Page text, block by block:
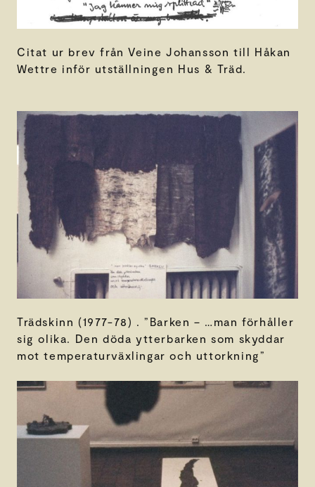
Citat ur brev från Veine Johansson till Håkan
Wettre inför utställningen Hus & Träd.
Trädskinn (1977-78) . ”Barken – …man förhåller
sig olika. Den döda ytterbarken som skyddar
mot temperaturväxlingar och uttorkning”